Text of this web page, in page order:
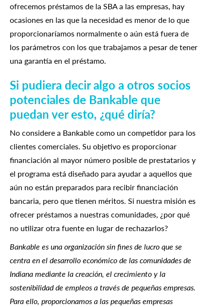
ofrecemos préstamos de la SBA a las empresas, hay
ocasiones en las que la necesidad es menor de lo que
proporcionaríamos normalmente o aún está fuera de
los parámetros con los que trabajamos a pesar de tener
una garantía en el préstamo.
Si pudiera decir algo a otros socios
potenciales de Bankable que
puedan ver esto, ¿qué diría?
No considere a Bankable como un competidor para los
clientes comerciales. Su objetivo es proporcionar
financiación al mayor número posible de prestatarios y
el programa está diseñado para ayudar a aquellos que
aún no están preparados para recibir financiación
bancaria, pero que tienen méritos. Si nuestra misión es
ofrecer préstamos a nuestras comunidades, ¿por qué
no utilizar otra fuente en lugar de rechazarlos?
Bankable es una organización sin fines de lucro que se
centra en el desarrollo económico de las comunidades de
Indiana mediante la creación, el crecimiento y la
sostenibilidad de empleos a través de pequeñas empresas.
Para ello, proporcionamos a las pequeñas empresas